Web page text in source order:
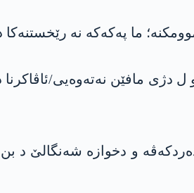
ما پەکەکە نە
دژی مافێن نەتەوەیی/
و دخوازە شەنگالێ د